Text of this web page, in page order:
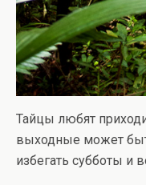
Тайцы любят
выходные может
избегать субботы и